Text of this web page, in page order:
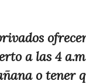
a las 4
o tener